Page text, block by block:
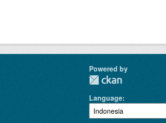
Powered by
Language